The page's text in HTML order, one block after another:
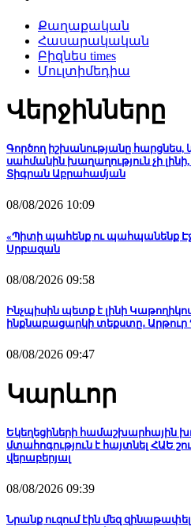
Քաղաքական
Հասարակական
Բիզնես times
Մուլտիմեդիա
Վերջինները
Գործող իշխանությանը հարցնես,
սահմանին խաղաղություն չի
Տիգրան Աբրահամյան
08/08/2026 10:09
«Պիտի պահենք ու պահպանենք
Սրբազան
08/08/2026 09:58
Ինչպիսին պետք է լինի
ինքնաբացարկի տեքստը․
08/08/2026 09:47
Կարևոր
Եկեղեցիների համաշխարհային
մտահոգություն է հայտնել ՀԱԵ
վերաբերյալ
08/08/2026 09:39
Նրանք ուզում էին մեզ